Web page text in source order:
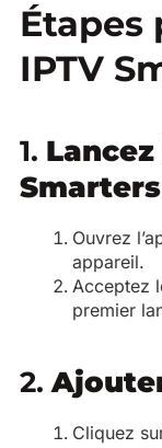
Étapes
IPTV
1.
Ouvrez
appareil.
Acceptez
premier
2.
Cliquez